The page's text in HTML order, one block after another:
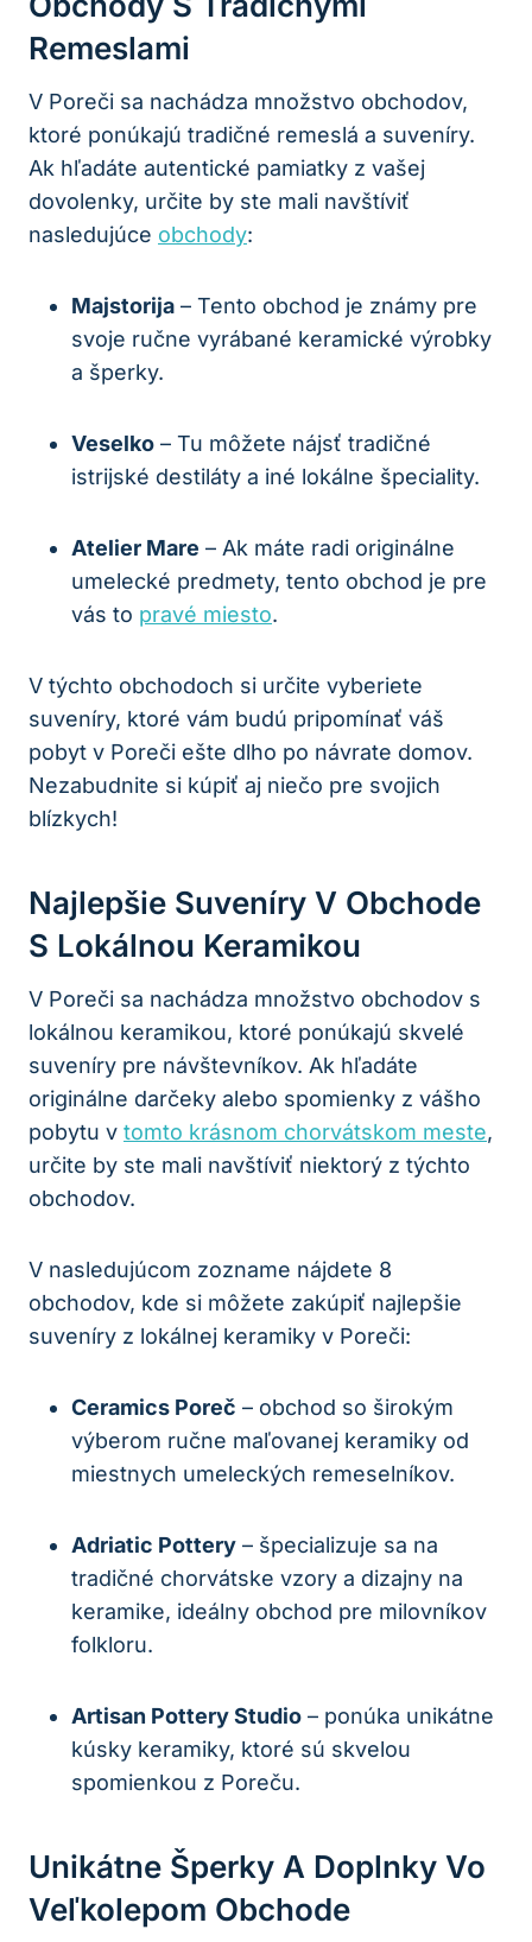
Remeslami
V Poreči sa nachádza množstvo obchodov,
ktoré ponúkajú tradičné remeslá a suveníry.
Ak hľadáte autentické pamiatky z vašej
dovolenky, určite by ste mali navštíviť
nasledujúce obchody:
Majstorija – Tento obchod je známy pre
svoje ručne vyrábané keramické výrobky
a šperky.
Veselko – Tu môžete nájsť tradičné
istrijské destiláty a iné lokálne špeciality.
Atelier Mare – Ak máte radi originálne
umelecké predmety, tento obchod je pre
vás to pravé miesto.
V týchto obchodoch si určite vyberiete
suveníry, ktoré vám budú pripomínať váš
pobyt v Poreči ešte dlho po návrate domov.
Nezabudnite si kúpiť aj niečo pre svojich
blízkych!
Najlepšie Suveníry V Obchode
S Lokálnou Keramikou
V Poreči sa nachádza množstvo obchodov s
lokálnou keramikou, ktoré ponúkajú skvelé
suveníry pre návštevníkov. Ak hľadáte
originálne darčeky alebo spomienky z vášho
pobytu v tomto krásnom chorvátskom meste,
určite by ste mali navštíviť niektorý z týchto
obchodov.
V nasledujúcom zozname nájdete 8
obchodov, kde si môžete zakúpiť najlepšie
suveníry z lokálnej keramiky v Poreči:
Ceramics Poreč – obchod so širokým
výberom ručne maľovanej keramiky od
miestnych umeleckých remeselníkov.
Adriatic Pottery – špecializuje sa na
tradičné chorvátske vzory a dizajny na
keramike, ideálny obchod pre milovníkov
folkloru.
Artisan Pottery Studio – ponúka unikátne
kúsky keramiky, ktoré sú skvelou
spomienkou z Poreču.
Unikátne Šperky A Doplnky Vo
Veľkolepom Obchode